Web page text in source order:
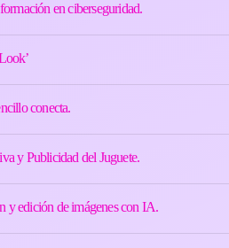
en ciberseguridad.
conecta.
y Publicidad del Juguete.
y edición de imágenes con IA.